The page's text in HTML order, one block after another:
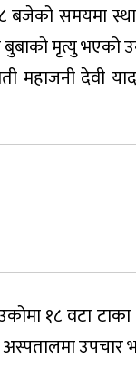
८ बजेको समयमा
मृत्यु भएको
महाजनी देवी
१८ वटा
उपचार